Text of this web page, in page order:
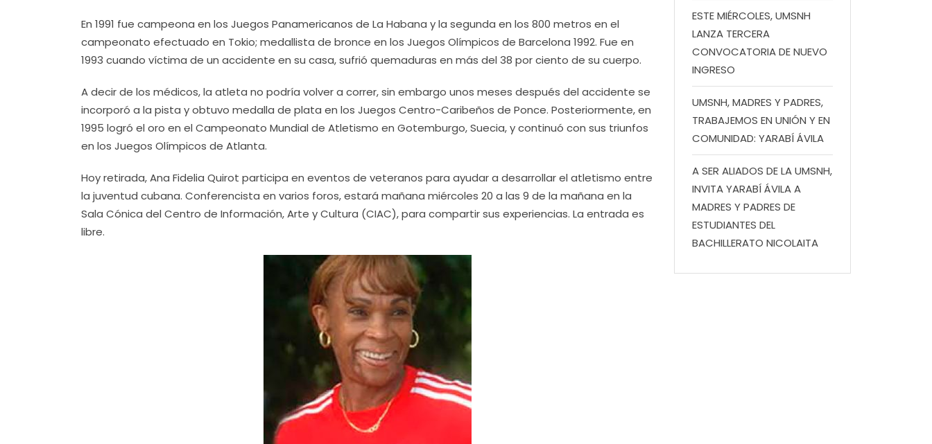
En 1991 fue campeona en los Juegos Panamericanos de La Habana y la segunda en los 800 metros en el
campeonato efectuado en Tokio; medallista de bronce en los Juegos Olímpicos de Barcelona 1992. Fue en
1993 cuando víctima de un accidente en su casa, sufrió quemaduras en más del 38 por ciento de su cuerpo.
A decir de los médicos, la atleta no podría volver a correr, sin embargo unos meses después del accidente se
incorporó a la pista y obtuvo medalla de plata en los Juegos Centro-Caribeños de Ponce. Posteriormente, en
1995 logró el oro en el Campeonato Mundial de Atletismo en Gotemburgo, Suecia, y continuó con sus triunfos
en los Juegos Olímpicos de Atlanta.
Hoy retirada, Ana Fidelia Quirot participa en eventos de veteranos para ayudar a desarrollar el atletismo entre
la juventud cubana. Conferencista en varios foros, estará mañana miércoles 20 a las 9 de la mañana en la
Sala Cónica del Centro de Información, Arte y Cultura (CIAC), para compartir sus experiencias. La entrada es
libre.
ESTE MIÉRCOLES, UMSNH
LANZA TERCERA
CONVOCATORIA DE NUEVO
INGRESO
UMSNH, MADRES Y PADRES,
TRABAJEMOS EN UNIÓN Y EN
COMUNIDAD: YARABÍ ÁVILA
A SER ALIADOS DE LA UMSNH,
INVITA YARABÍ ÁVILA A
MADRES Y PADRES DE
ESTUDIANTES DEL
BACHILLERATO NICOLAITA